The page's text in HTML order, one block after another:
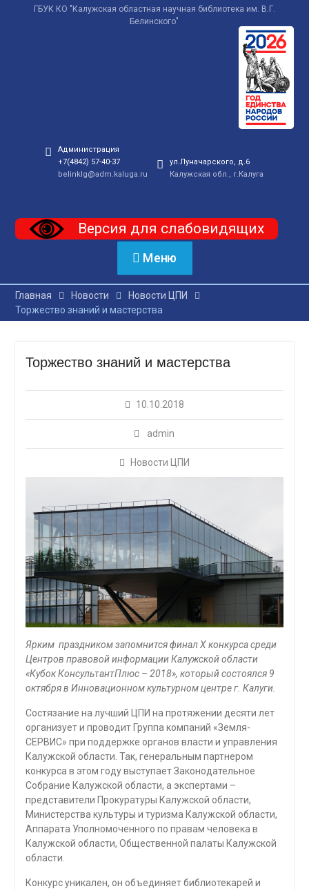
ГБУК КО "Калужская областная научная библиотека им. В.Г.
Белинского"
Администрация
+7(4842) 57-40-37
belinklg@adm.kaluga.ru
ул.Луначарского, д.6
Калужская обл., г.Калуга
Версия для слабовидящих
Меню
Главная Новости
Новости ЦПИ
Торжество знаний и мастерства
Торжество знаний и мастерства
10.10.2018
admin
Новости ЦПИ
Ярким праздником запомнится финалXконкурса среди
Центров правовой информации Калужской области
«Кубок КонсультантПлюс – 2018», который состоялся 9
октября в Инновационном культурном центре г. Калуги.
Состязание на лучший ЦПИ на протяжении десяти лет
организует и проводит Группа компаний «Земля-
СЕРВИС» при поддержке органов власти и управления
Калужской области. Так, генеральным партнером
конкурса в этом году выступает Законодательное
Собрание Калужской области, а экспертами –
представители Прокуратуры Калужской области,
Министерства культуры и туризма Калужской области,
Аппарата Уполномоченного по правам человека в
Калужской области, Общественной палаты Калужской
области.
Конкурс уникален, он объединяет библиотекарей и